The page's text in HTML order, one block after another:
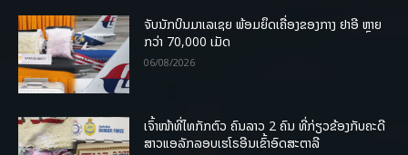
ຈັບນັກບິນມາເລເຊຍ ພ້ອມຍຶດເຄື່ອງຂອງກາງ ຢາອີ ຫຼາຍ
ກວ່າ 70,000 ເມັດ
06/08/2026
ເຈົ້າໜ້າທີ່ໄທກັກຕົວ ຄົນລາວ 2 ຄົນ ທີ່ກ່ຽວຂ້ອງກັບຄະດີ
ສາວແອລັກລອບເຮໂຣອີນເຂົ້າອົດສະຕາລີ